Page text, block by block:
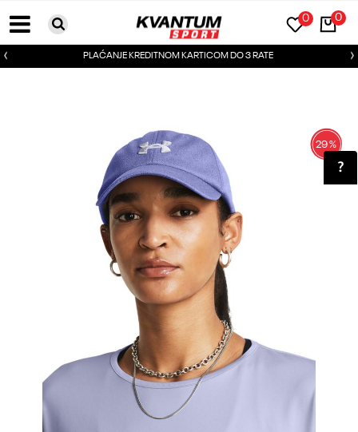
0
0
PLAĆANJE KREDITNOM KARTICOM DO 3 RATE
29%